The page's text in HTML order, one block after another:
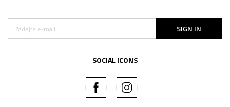
SIGN IN
SOCIAL ICONS